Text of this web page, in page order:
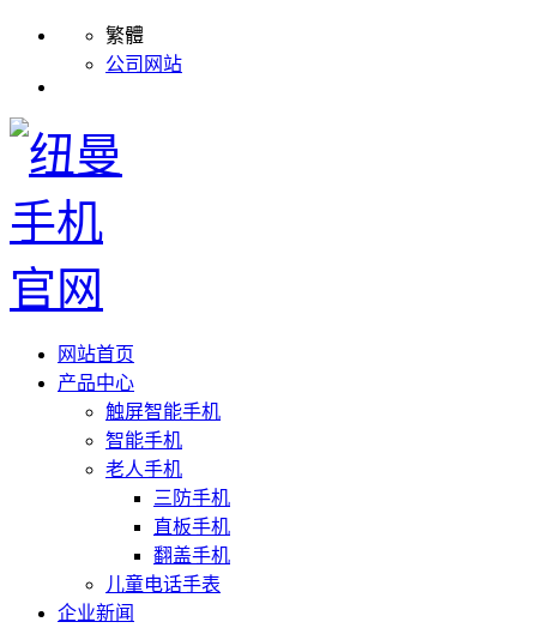
繁體
公司网站
网站首页
产品中心
触屏智能手机
智能手机
老人手机
三防手机
直板手机
翻盖手机
儿童电话手表
企业新闻